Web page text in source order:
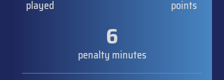
played points
6
penalty minutes